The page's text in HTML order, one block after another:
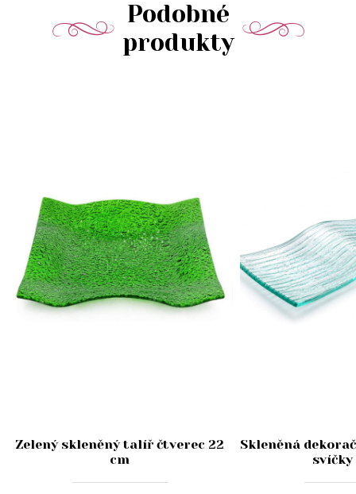
Podobné
produkty
Zelený skleněný talíř čtverec 22
cm
Skleněná
svíčky